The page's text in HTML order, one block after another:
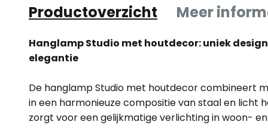
Productoverzicht Meer
Hanglamp Studio met houtdecor: uniek
elegantie
De hanglamp Studio met houtdecor combineert
in een harmonieuze compositie van staal en licht
zorgt voor een gelijkmatige verlichting in woon-